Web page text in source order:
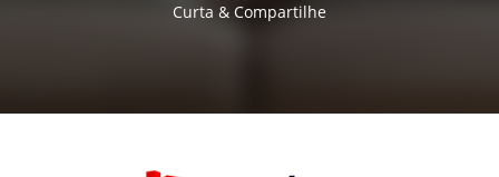
Curta & Compartilhe